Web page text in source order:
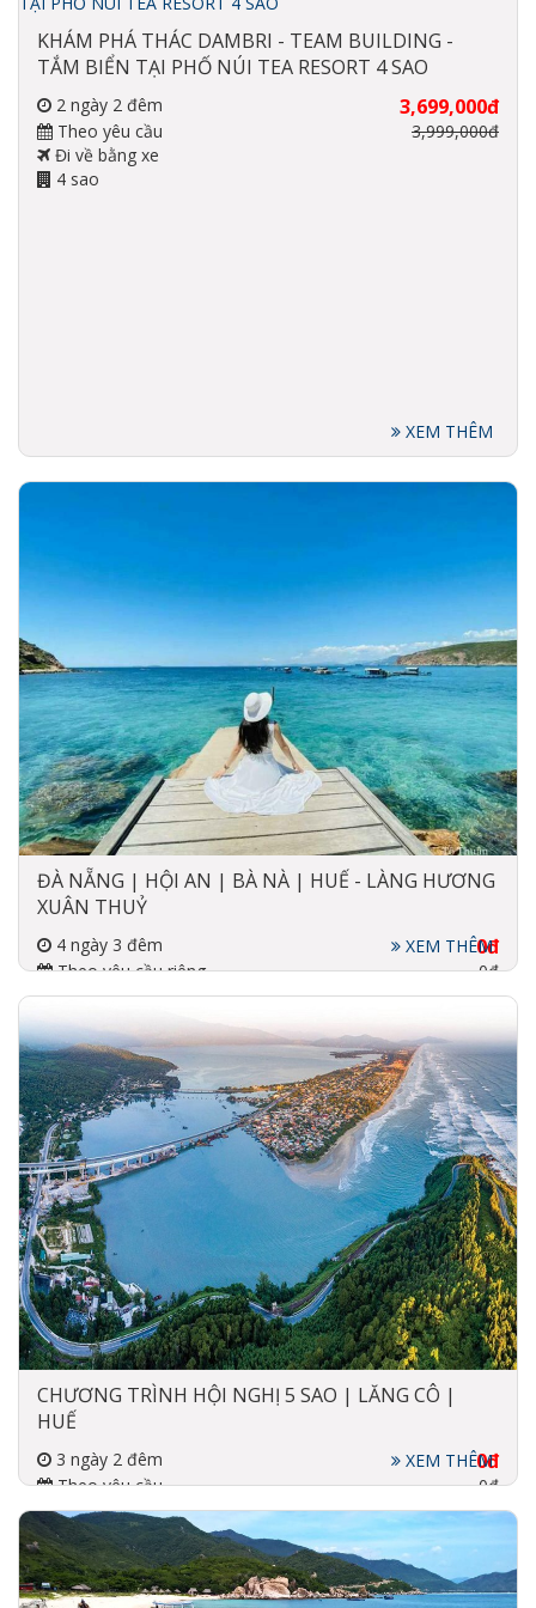
Homstay
KHÁM PHÁ THÁC DAMBRI - TEAM BUILDING -
TẮM BIỂN TẠI PHỐ NÚI TEA RESORT 4 SAO
2 ngày 2 đêm
Theo yêu cầu
Đi về bằng xe
4 sao
3,699,000đ
3,999,000đ
XEM THÊM
ĐÀ NẴNG | HỘI AN | BÀ NÀ | HUẾ - LÀNG HƯƠNG
XUÂN THUỶ
4 ngày 3 đêm
Theo yêu cầu riêng
Đi về bằng máy bay, xe
3-5 sao
0đ
0đ
XEM THÊM
CHƯƠNG TRÌNH HỘI NGHỊ 5 SAO | LĂNG CÔ |
HUẾ
3 ngày 2 đêm
Theo yêu cầu
Đi về bằng xe
0đ
0đ
XEM THÊM